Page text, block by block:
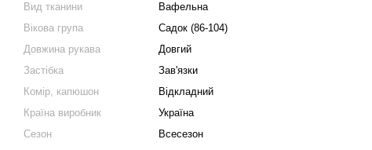
Вид тканини
Вафельна
Вікова група
Садок (86-104)
Довжина рукава
Довгий
Застібка
Зав'язки
Комір, капюшон
Відкладний
Країна виробник
Україна
Сезон
Всесезон